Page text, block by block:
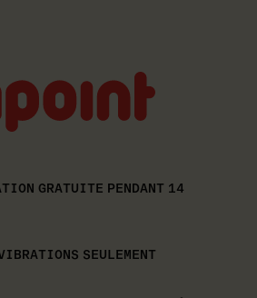
logo
GRATUITE PENDANT 14
SEULEMENT